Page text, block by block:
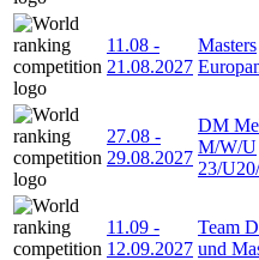
11.08 -
21.08.2027
Masters
27.08 -
29.08.2027
DM
M/W/U
23/
11.09 -
12.09.2027
Team
und